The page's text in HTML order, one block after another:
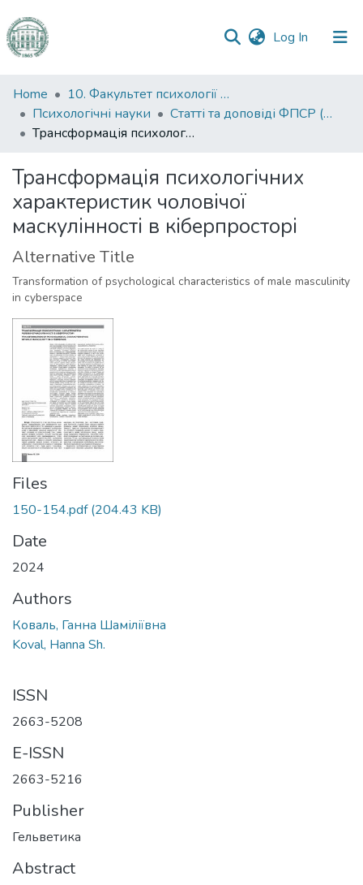
Log In (current)
Communities
&
Collections
Statistics
Home
10. Факультет психології та соціальної роботи
Психологічні науки
Статті та доповіді ФПСР (Психологічні науки)
Трансформація психологічних характеристик чоловічої маскулінності в кіберпросторі
Трансформація психологічних
характеристик чоловічої
маскулінності в кіберпросторі
Alternative Title
Transformation of psychological characteristics of male masculinity
in cyberspace
Files
150-154.pdf(204.43 KB)
Date
2024
Authors
Коваль, Ганна Шаміліївна
Koval, Hanna Sh.
ISSN
2663-5208
E-ISSN
2663-5216
Publisher
Гельветика
Abstract